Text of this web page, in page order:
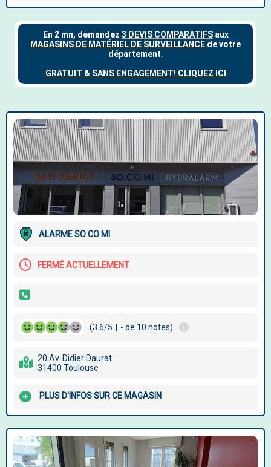
ALARME SO CO MI
FERMÉ ACTUELLEMENT
(3.6/5 - de 10 notes)
20 Av. Didier Daurat
31400 Toulouse
PLUS D'INFOS SUR CE MAGASIN